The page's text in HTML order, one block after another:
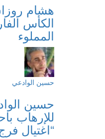
هشام
الكأس
المملوء
حسين الوادعي
حسين
للإرهاب
“اغتيال